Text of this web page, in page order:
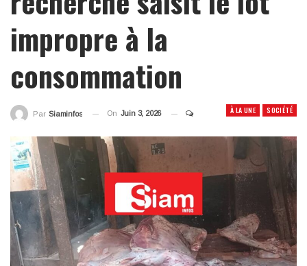
impropre à la
consommation
À LA UNE SOCIÉTÉ
Par Siaminfos On Juin 3, 2026